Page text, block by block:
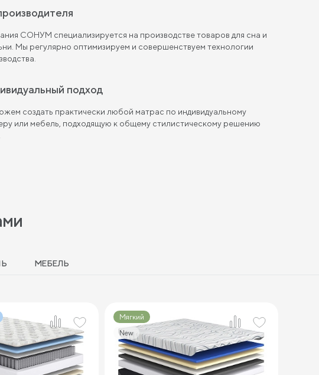
производителя
СОНУМ специализируется на производстве товаров для сна и
Мы регулярно оптимизируем и совершенствуем технологии
подход
создать практически любой матрас по индивидуальному
или мебель, подходящую к общему стилистическому решению
МЕБЕЛЬ
Мягкий
New
2